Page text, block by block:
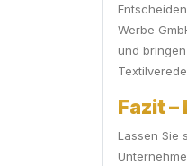
Werbe
und
Fazit
Lassen Sie